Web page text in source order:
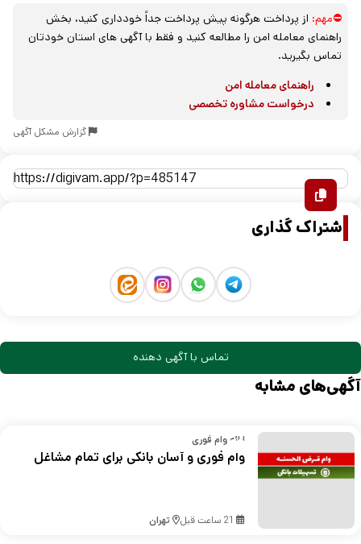
⛔مهم: از پرداخت هرگونه پیش پرداخت جداً خودداری کنید، بخش
راهنمای معامله امن را مطالعه کنید و فقط با آگهی های استان خودتان
تماس بگیرید.
راهنمای معامله امن
درخواست مشاوره تخصصی
گزارش مشکل آگهی
اشتراک گذاری
تماس با آگهی دهنده
آگهی‌های مشابه
ارائه وام فوری
وام فوری و آسان بانکی برای تمام مشاغل
21 ساعت قبل تهران